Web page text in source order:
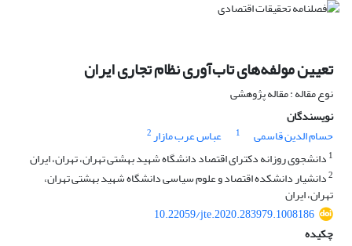
تعیین مولفه‌های تاب‌آوری نظام تجاری ایران
نوع مقاله : مقاله پژوهشی
نویسندگان
حسام الدین قاسمی
1 عباس عرب مازار2
1 دانشجوی روزانه دکترای اقتصاد دانشگاه شهید بهشتی تهران، تهران، ایران
2دانشیار دانشکده اقتصاد و علوم سیاسی دانشگاه شهید بهشتی تهران،
تهران، ایران
10.22059/jte.2020.283979.1008186
چکیده